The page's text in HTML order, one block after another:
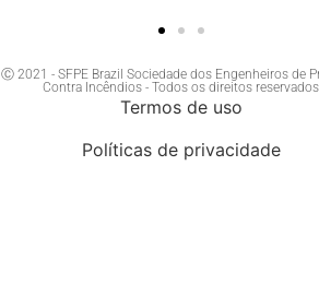
Ⓒ 2021 - SFPE Brazil Sociedade dos Engenheiros de
Contra Incêndios - Todos os direitos reservados
Termos de uso
Políticas de privacidade